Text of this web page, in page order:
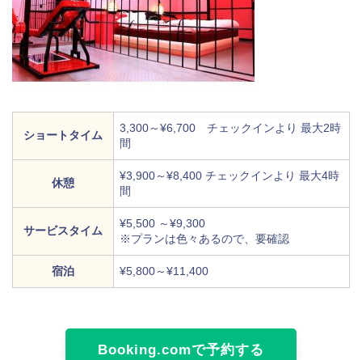
ショートタイム
3,300～¥6,700 チェックインより 最大2時
間
休憩
¥3,900～¥8,400 チェックインより 最大4時
間
サービスタイム
¥5,500 ～¥9,300
※プランは色々あるので、要確認
宿泊 ¥5,800～¥11,400
Booking.comで予約する